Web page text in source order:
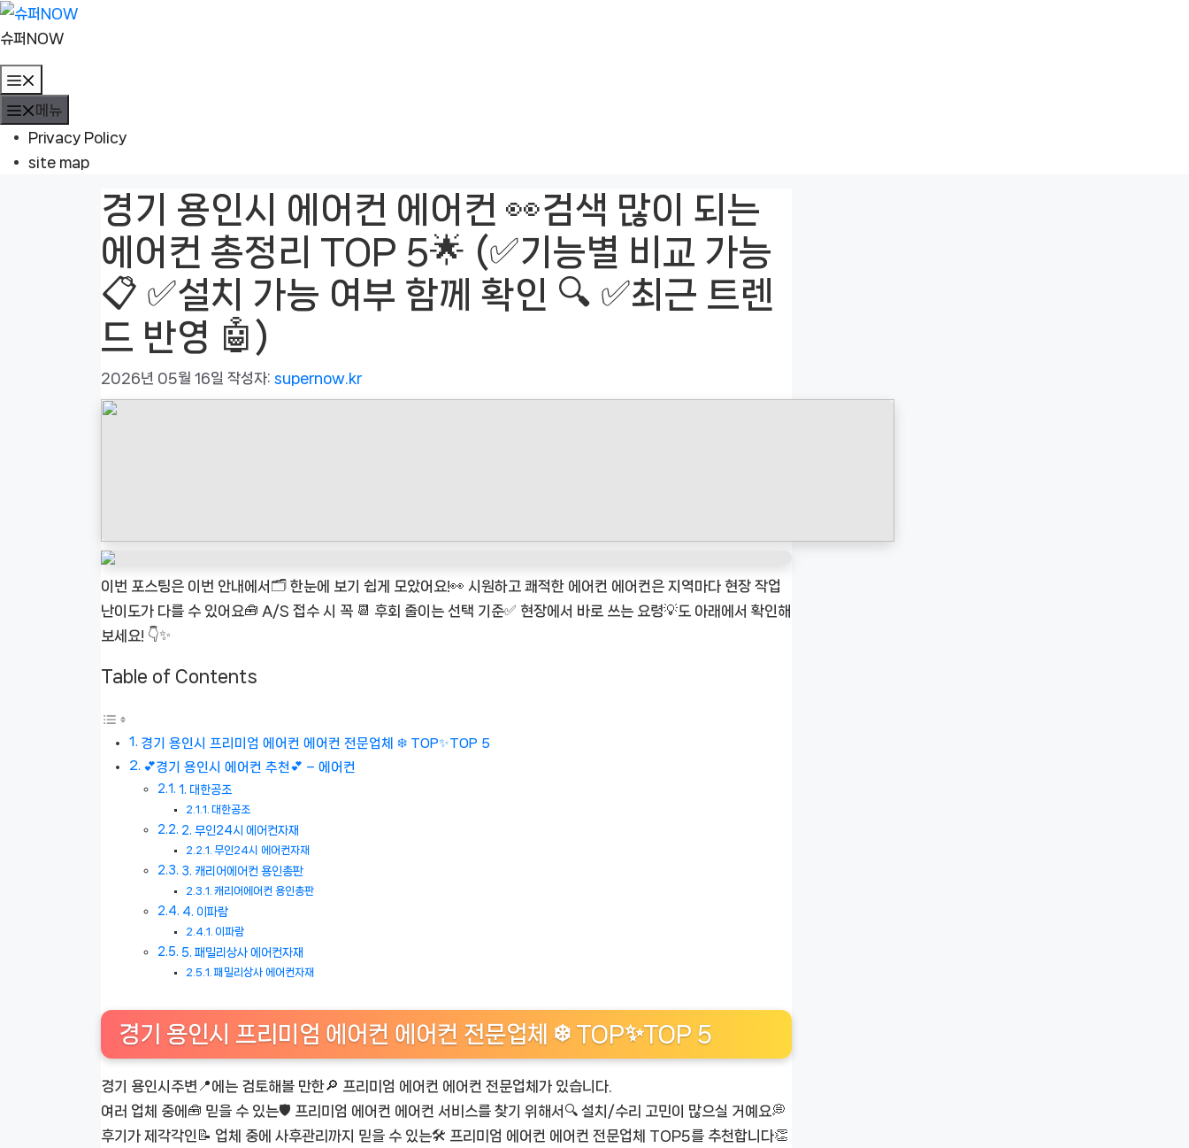
컨
텐
츠
로
건
슈퍼NOW
뉴
메뉴
Privacy Policy
site map
경기 용인시 에어컨 에어컨 👀검색 많이 되는
에어컨 총정리 TOP 5🌟 (✅기능별 비교 가능
📋 ✅설치 가능 여부 함께 확인 🔍 ✅최근 트렌
드 반영 🤖)
2026년 05월 16일 작성자: supernow.kr
이번 포스팅은 이번 안내에서🗂️ 한눈에 보기 쉽게 모았어요!👀 시원하고 쾌적한 에어컨 에어컨은 지역마다 현장 작업
난이도가 다를 수 있어요🧰 A/S 접수 시 꼭 📆 후회 줄이는 선택 기준✅ 현장에서 바로 쓰는 요령💡도 아래에서 확인해
보세요! 👇✨
Table of Contents
경기 용인시 프리미엄 에어컨 에어컨 전문업체 ❄️ TOP✨TOP 5
💕경기 용인시 에어컨 추천💕 – 에어컨
1. 대한공조
대한공조
2. 무인24시 에어컨자재
무인24시 에어컨자재
3. 캐리어에어컨 용인총판
캐리어에어컨 용인총판
4. 이파람
이파람
5. 패밀리상사 에어컨자재
패밀리상사 에어컨자재
경기 용인시 프리미엄 에어컨 에어컨 전문업체 ❄️ TOP✨TOP 5
경기 용인시주변📍에는 검토해볼 만한🔎 프리미엄 에어컨 에어컨 전문업체가 있습니다.
여러 업체 중에🧰 믿을 수 있는🛡️ 프리미엄 에어컨 에어컨 서비스를 찾기 위해서🔍 설치/수리 고민이 많으실 거예요💭
후기가 제각각인📝 업체 중에 사후관리까지 믿을 수 있는🛠️ 프리미엄 에어컨 에어컨 전문업체 TOP5를 추천합니다👏